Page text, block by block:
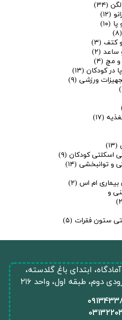
(۳۴)
(۱۲)
(۱۰)
(۸)
کتف (۳)
ساعد (۲)
و مچ (۴)
در کودکان (۱۳)
ورزشی (۹)
(۱۷)
(۱۳)
اسکلتی کودکان (۹)
و توانبخشی (۱۴)
بیماری ام اس (۲)
و
ستون فقرات (۵)
۰
ابتدای باغ گلدسته،
دوم، طبقه اول، واحد ۲۱۶